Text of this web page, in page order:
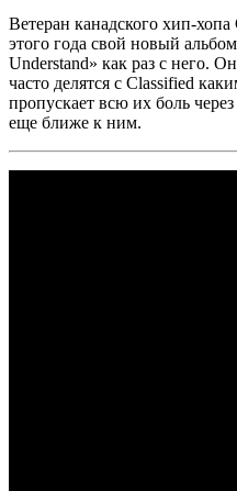
Ветеран канадского хип-хопа
этого года свой новый альбом
Understand» как раз с него.
часто делятся с Classified
пропускает всю их боль
еще ближе к ним.